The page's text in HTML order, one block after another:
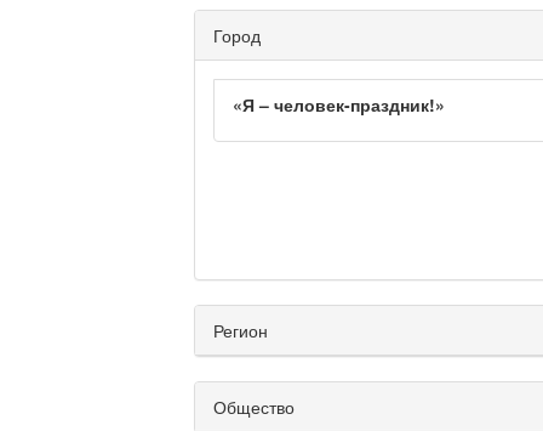
Город
«Я – человек-праздник!»
Регион
Общество